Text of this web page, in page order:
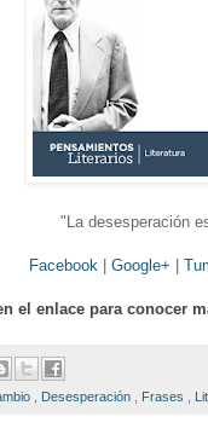
"La desesperación
Facebook | Google+ |
el enlace para conocer
Desesperación Frases